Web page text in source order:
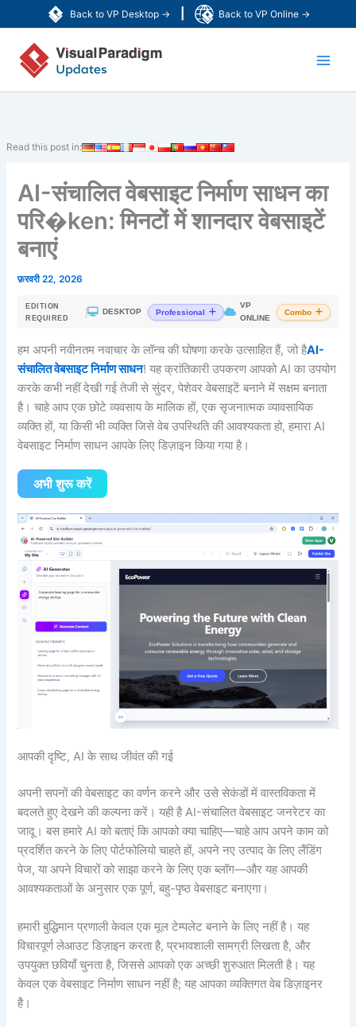
Back to VP Desktop → Back to VP Online →
to
content
Read this post in:
AI-संचालित वेबसाइट निर्माण साधन का
परि�ken: मिनटों में शानदार वेबसाइटें
बनाएं
फ़रवरी 22, 2026
EDITION
REQUIRED
DESKTOP Professional
VP
ONLINE
Combo
हम अपनी नवीनतम नवाचार के लॉन्च की घोषणा करके उत्साहित हैं, जो हैAI-
संचालित वेबसाइट निर्माण साधन! यह क्रांतिकारी उपकरण आपको AI का उपयोग
करके कभी नहीं देखी गई तेजी से सुंदर, पेशेवर वेबसाइटें बनाने में सक्षम बनाता
है। चाहे आप एक छोटे व्यवसाय के मालिक हों, एक सृजनात्मक व्यावसायिक
व्यक्ति हों, या किसी भी व्यक्ति जिसे वेब उपस्थिति की आवश्यकता हो, हमारा AI
वेबसाइट निर्माण साधन आपके लिए डिज़ाइन किया गया है।
अभी शुरू करें
आपकी दृष्टि, AI के साथ जीवंत की गई
अपनी सपनों की वेबसाइट का वर्णन करने और उसे सेकंडों में वास्तविकता में
बदलते हुए देखने की कल्पना करें। यही है AI-संचालित वेबसाइट जनरेटर का
जादू। बस हमारे AI को बताएं कि आपको क्या चाहिए—चाहे आप अपने काम को
प्रदर्शित करने के लिए पोर्टफोलियो चाहते हों, अपने नए उत्पाद के लिए लैंडिंग
पेज, या अपने विचारों को साझा करने के लिए एक ब्लॉग—और यह आपकी
आवश्यकताओं के अनुसार एक पूर्ण, बहु-पृष्ठ वेबसाइट बनाएगा।
हमारी बुद्धिमान प्रणाली केवल एक मूल टेम्पलेट बनाने के लिए नहीं है। यह
विचारपूर्ण लेआउट डिज़ाइन करता है, प्रभावशाली सामग्री लिखता है, और
उपयुक्त छवियाँ चुनता है, जिससे आपको एक अच्छी शुरुआत मिलती है। यह
केवल एक वेबसाइट निर्माण साधन नहीं है; यह आपका व्यक्तिगत वेब डिज़ाइनर
है।